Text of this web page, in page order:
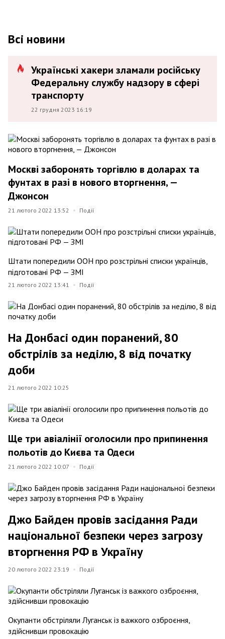
Всі новини
Українські хакери зламали російську
Федеральну службу надзору в сфері
транспорту
22 грудня 2023 16:19
Москві заборонять торгівлю в доларах та
фунтах в разі в нового вторгнення, —
Джонсон
21 лютого 2022 13:52 Події
Штати попередили ООН про розстрільні списки українців,
підготовані РФ — ЗМІ
21 лютого 2022 13:41 Події
На Донбасі один поранений, 80
обстрілів за неділю, 8 від початку
доби
21 лютого 2022 10:25
Ще три авіалінії оголосили про припинення
польотів до Києва та Одеси
21 лютого 2022 10:07 Події
Джо Байден провів засідання Ради
національної безпеки через загрозу
вторгнення РФ в Україну
20 лютого 2022 23:19 Події
Окупанти обстріляли Луганськ із важкого озброєння,
здійснивши провокацію